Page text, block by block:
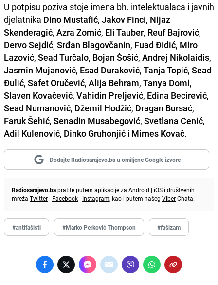
U potpisu poziva stoje imena bh. intelektualaca i javnih
djelatnika Dino Mustafić, Jakov Finci, Nijaz
Skenderagić, Azra Zornić, Eli Tauber, Reuf Bajrović,
Dervo Sejdić, Srđan Blagovčanin, Fuad Đidić, Miro
Lazović, Sead Turčalo, Bojan Šošić, Andrej Nikolaidis,
Jasmin Mujanović, Esad Duraković, Tanja Topić, Sead
Đulić, Safet Oručević, Alija Behram, Tanya Domi,
Slaven Kovačević, Vahidin Preljević, Edina Becirević,
Sead Numanović, Džemil Hodžić, Dragan Bursać,
Faruk Šehić, Senadin Musabegović, Svetlana Cenić,
Adil Kulenović, Dinko Gruhonjić i Mirnes Kovač.
Dodajte Radiosarajevo.ba u omiljene Google izvore
Radiosarajevo.bapratite putem aplikacije za Android | iOS i društvenih
mreža Twitter | Facebook | Instagram, kao i putem našeg ViberChata.
#antifašisti #Marko Perković Thompson #fašizam